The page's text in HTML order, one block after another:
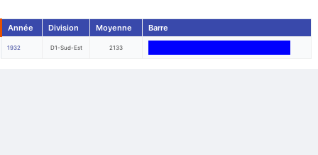
Année Division Moyenne Barre
1932 D1-Sud-Est 2133